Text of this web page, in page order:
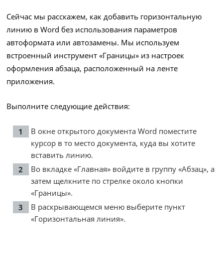
Сейчас мы расскажем, как добавить горизонтальную
линию в Word без использования параметров
автоформата или автозамены. Мы используем
встроенный инструмент «Границы» из настроек
оформления абзаца, расположенный на ленте
приложения.
Выполните следующие действия:
В окне открытого документа Word поместите
курсор в то место документа, куда вы хотите
вставить линию.
Во вкладке «Главная» войдите в группу «Абзац», а
затем щелкните по стрелке около кнопки
«Границы».
В раскрывающемся меню выберите пункт
«Горизонтальная линия».